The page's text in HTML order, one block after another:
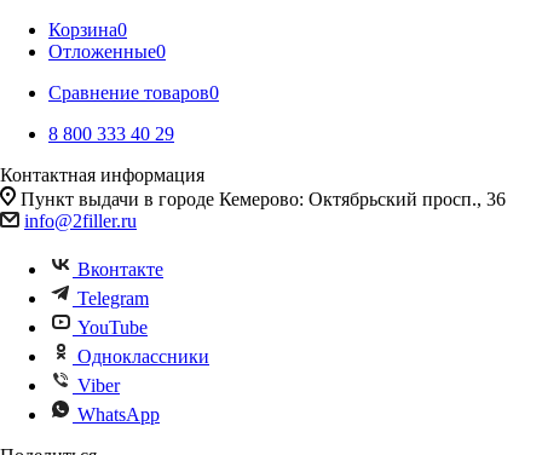
Корзина0
Отложенные0
Сравнение товаров0
8 800 333 40 29
Контактная информация
Пункт выдачи в городе Кемерово: Октябрьский просп., 36
info@2filler.ru
Вконтакте
Telegram
YouTube
Одноклассники
Viber
WhatsApp